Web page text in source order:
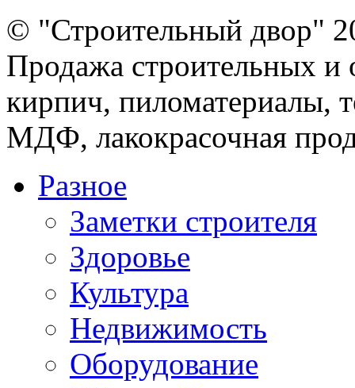
© "Строительный двор"
Продажа строительных и
кирпич, пиломатериалы,
МДФ, лакокрасочная
Разное
Заметки строителя
Здоровье
Культура
Недвижимость
Оборудование